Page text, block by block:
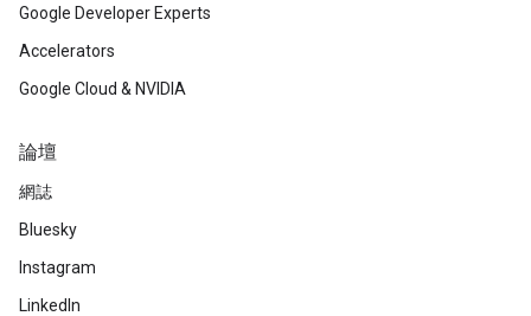
Google Developer Experts
Accelerators
Google Cloud & NVIDIA
論壇
網誌
Bluesky
Instagram
LinkedIn